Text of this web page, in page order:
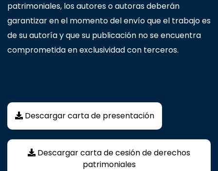
patrimoniales, los autores o autoras deberán
garantizar en el momento del envío que el trabajo es
de su autoría y que su publicación no se encuentra
comprometida en exclusividad con terceros.
Descargar carta de presentación
Descargar carta de cesión de derechos
patrimoniales